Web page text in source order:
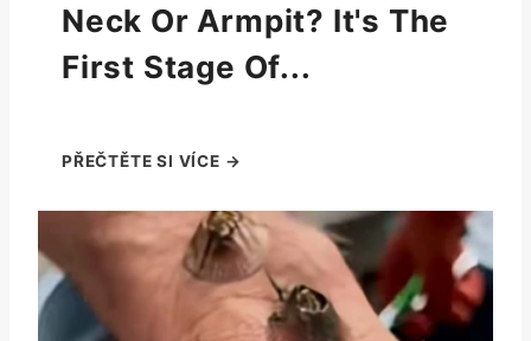
Neck Or Armpit? It's The
First Stage Of...